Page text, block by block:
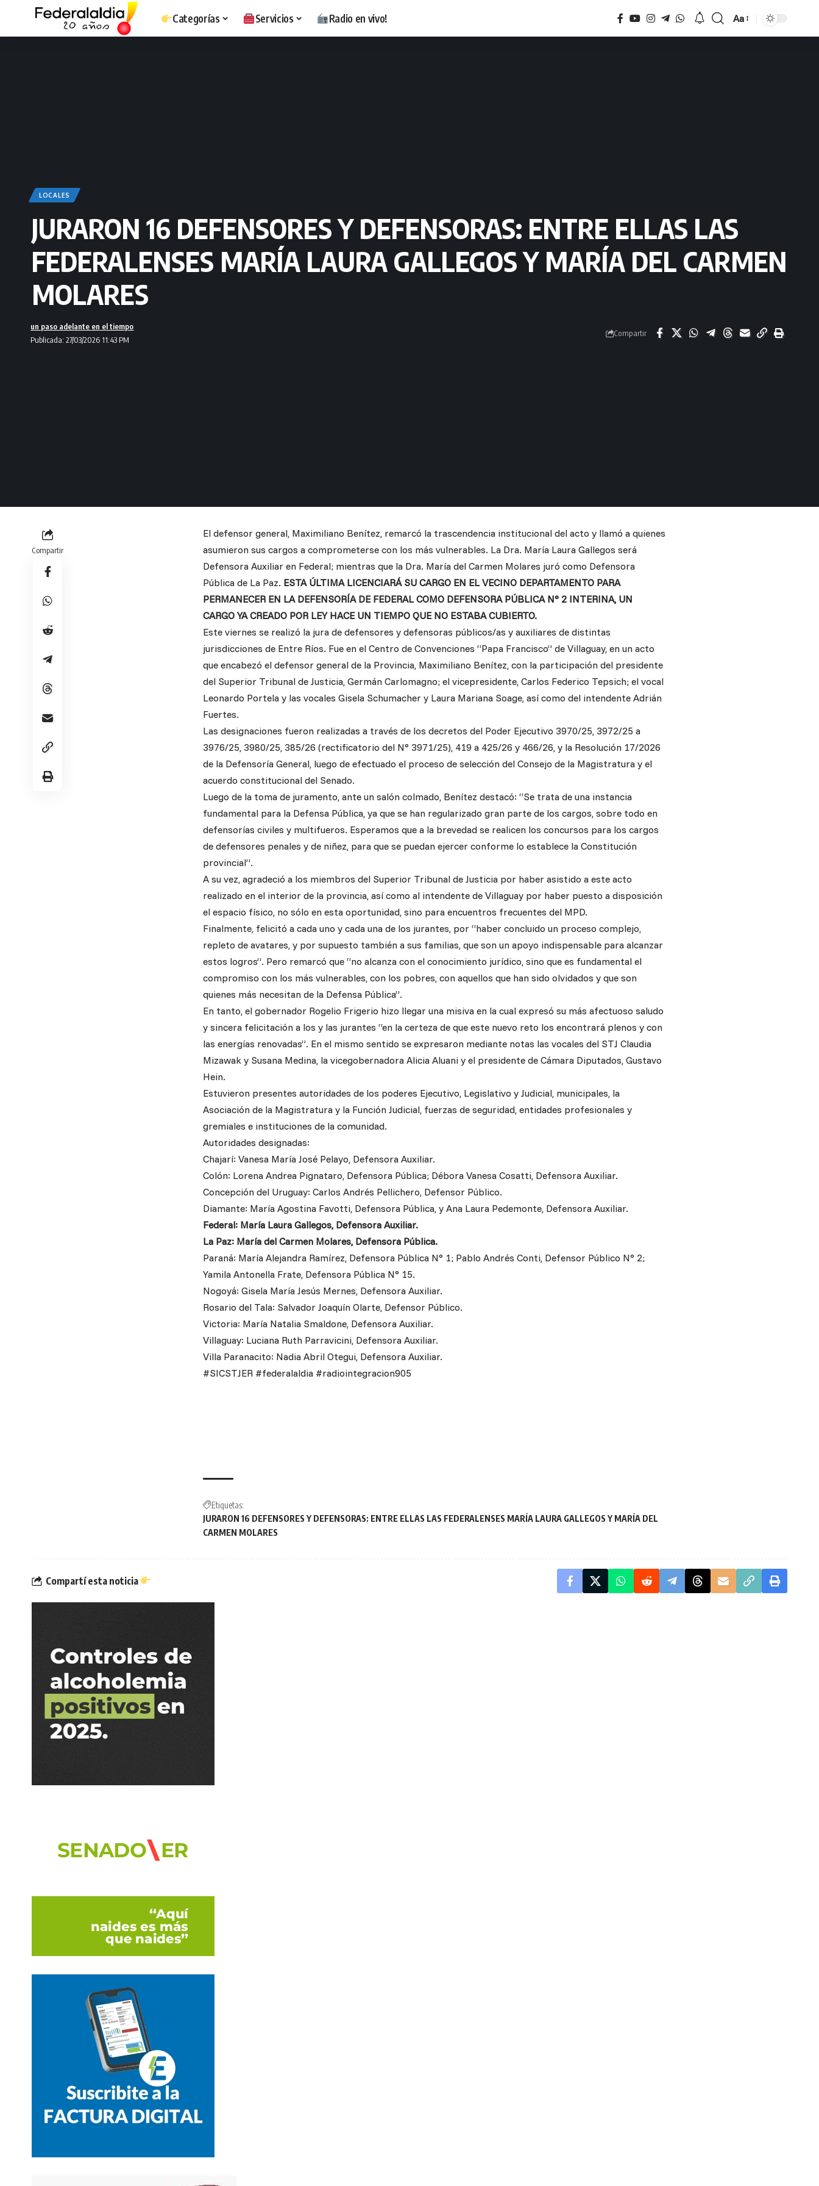
Categorías Servicios Radio en vivo!
Tamaño
Aa
LOCALES
JURARON 16 DEFENSORES Y DEFENSORAS: ENTRE ELLAS LAS
FEDERALENSES MARÍA LAURA GALLEGOS Y MARÍA DEL CARMEN
MOLARES
Publicada: 27/03/2026 11:43 PM
un paso adelante en el tiempo
Compartir
Compartir
El defensor general, Maximiliano Benítez, remarcó la trascendencia institucional del acto y llamó a quienes
asumieron sus cargos a comprometerse con los más vulnerables. La Dra. María Laura Gallegos será
Defensora Auxiliar en Federal; mientras que la Dra. María del Carmen Molares juró como Defensora
Pública de La Paz. ESTA ÚLTIMA LICENCIARÁ SU CARGO EN EL VECINO DEPARTAMENTO PARA
PERMANECER EN LA DEFENSORÍA DE FEDERAL COMO DEFENSORA PÚBLICA N° 2 INTERINA, UN
CARGO YA CREADO POR LEY HACE UN TIEMPO QUE NO ESTABA CUBIERTO.
Este viernes se realizó la jura de defensores y defensoras públicos/as y auxiliares de distintas
jurisdicciones de Entre Ríos. Fue en el Centro de Convenciones “Papa Francisco” de Villaguay, en un acto
que encabezó el defensor general de la Provincia, Maximiliano Benítez, con la participación del presidente
del Superior Tribunal de Justicia, Germán Carlomagno; el vicepresidente, Carlos Federico Tepsich; el vocal
Leonardo Portela y las vocales Gisela Schumacher y Laura Mariana Soage, así como del intendente Adrián
Fuertes.
Las designaciones fueron realizadas a través de los decretos del Poder Ejecutivo 3970/25, 3972/25 a
3976/25, 3980/25, 385/26 (rectificatorio del N° 3971/25), 419 a 425/26 y 466/26, y la Resolución 17/2026
de la Defensoría General, luego de efectuado el proceso de selección del Consejo de la Magistratura y el
acuerdo constitucional del Senado.
Luego de la toma de juramento, ante un salón colmado, Benítez destacó: “Se trata de una instancia
fundamental para la Defensa Pública, ya que se han regularizado gran parte de los cargos, sobre todo en
defensorías civiles y multifueros. Esperamos que a la brevedad se realicen los concursos para los cargos
de defensores penales y de niñez, para que se puedan ejercer conforme lo establece la Constitución
provincial”.
A su vez, agradeció a los miembros del Superior Tribunal de Justicia por haber asistido a este acto
realizado en el interior de la provincia, así como al intendente de Villaguay por haber puesto a disposición
el espacio físico, no sólo en esta oportunidad, sino para encuentros frecuentes del MPD.
Finalmente, felicitó a cada uno y cada una de los jurantes, por “haber concluido un proceso complejo,
repleto de avatares, y por supuesto también a sus familias, que son un apoyo indispensable para alcanzar
estos logros”. Pero remarcó que “no alcanza con el conocimiento jurídico, sino que es fundamental el
compromiso con los más vulnerables, con los pobres, con aquellos que han sido olvidados y que son
quienes más necesitan de la Defensa Pública”.
En tanto, el gobernador Rogelio Frigerio hizo llegar una misiva en la cual expresó su más afectuoso saludo
y sincera felicitación a los y las jurantes “en la certeza de que este nuevo reto los encontrará plenos y con
las energías renovadas”. En el mismo sentido se expresaron mediante notas las vocales del STJ Claudia
Mizawak y Susana Medina, la vicegobernadora Alicia Aluani y el presidente de Cámara Diputados, Gustavo
Hein.
Estuvieron presentes autoridades de los poderes Ejecutivo, Legislativo y Judicial, municipales, la
Asociación de la Magistratura y la Función Judicial, fuerzas de seguridad, entidades profesionales y
gremiales e instituciones de la comunidad.
Autoridades designadas:
Chajarí: Vanesa María José Pelayo, Defensora Auxiliar.
Colón: Lorena Andrea Pignataro, Defensora Pública; Débora Vanesa Cosatti, Defensora Auxiliar.
Concepción del Uruguay: Carlos Andrés Pellichero, Defensor Público.
Diamante: María Agostina Favotti, Defensora Pública, y Ana Laura Pedemonte, Defensora Auxiliar.
Federal: María Laura Gallegos, Defensora Auxiliar.
La Paz: María del Carmen Molares, Defensora Pública.
Paraná: María Alejandra Ramírez, Defensora Pública N° 1; Pablo Andrés Conti, Defensor Público N° 2;
Yamila Antonella Frate, Defensora Pública N° 15.
Nogoyá: Gisela María Jesús Mernes, Defensora Auxiliar.
Rosario del Tala: Salvador Joaquín Olarte, Defensor Público.
Victoria: María Natalia Smaldone, Defensora Auxiliar.
Villaguay: Luciana Ruth Parravicini, Defensora Auxiliar.
Villa Paranacito: Nadia Abril Otegui, Defensora Auxiliar.
#SICSTJER #federalaldia #radiointegracion905
Etiquetas:
JURARON 16 DEFENSORES Y DEFENSORAS: ENTRE ELLAS LAS FEDERALENSES MARÍA LAURA GALLEGOS Y MARÍA DEL
CARMEN MOLARES
Compartí esta noticia